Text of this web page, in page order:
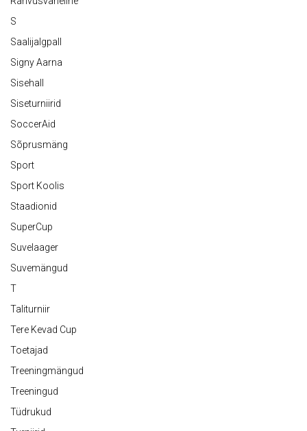
S
Saalijalgpall
Signy Aarna
Sisehall
Siseturniirid
SoccerAid
Sõprusmäng
Sport
Sport Koolis
Staadionid
SuperCup
Suvelaager
Suvemängud
T
Taliturniir
Tere Kevad Cup
Toetajad
Treeningmängud
Treeningud
Tüdrukud